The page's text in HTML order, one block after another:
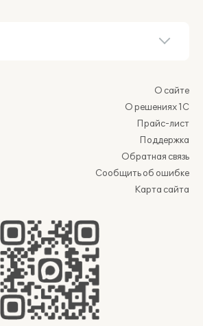
О сайте
О решениях 1С
Прайс-лист
Поддержка
Обратная связь
Сообщить об ошибке
Карта сайта